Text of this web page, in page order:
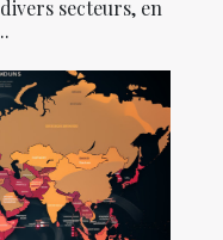
secteurs, en